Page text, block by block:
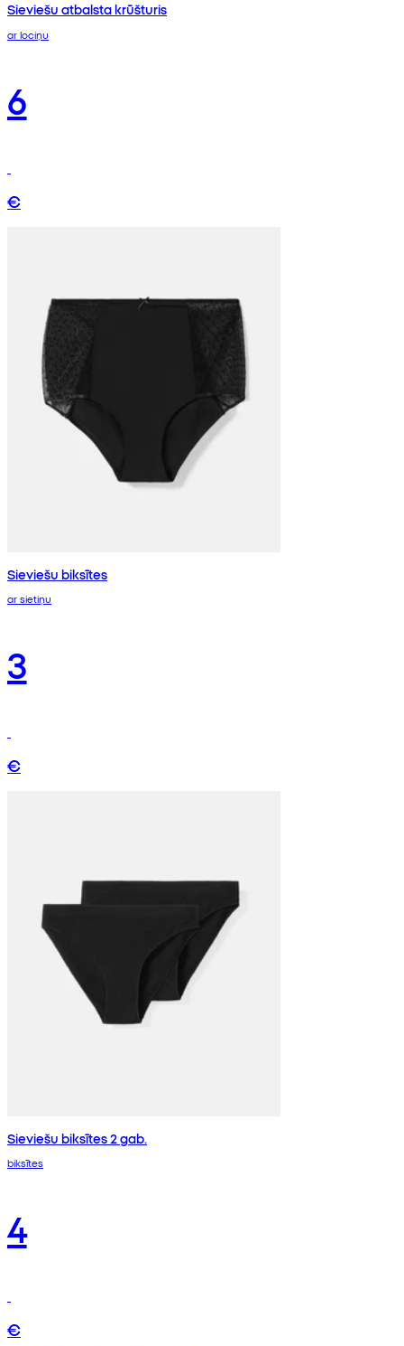
Sieviešu atbalsta krūšturis
ar lociņu
6
€
Sieviešu biksītes
ar sietiņu
3
€
Sieviešu biksītes 2 gab.
biksītes
4
€